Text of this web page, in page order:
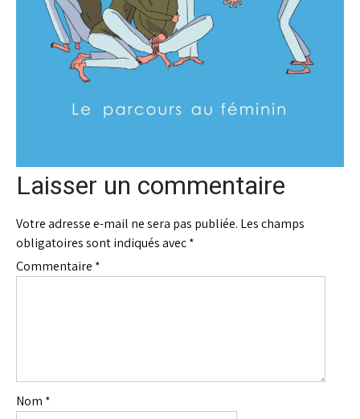
Laisser un commentaire
Votre adresse e-mail ne sera pas publiée. Les champs
obligatoires sont indiqués avec*
Commentaire *
Nom *